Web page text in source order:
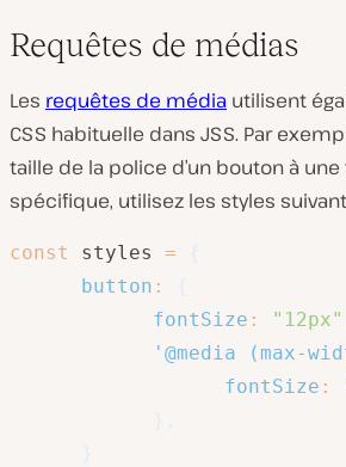
Requêtes de médias
Les requêtes de média utilisent
CSS habituelle dans JSS. Par
taille de la police d’un bouton à une
spécifique, utilisez les styles
const styles =
button :
fontSize : "12px"
'@media (max-
fontSize :